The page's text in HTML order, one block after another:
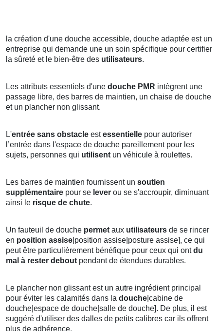
la création d'une douche accessible, douche adaptée est un
entreprise qui demande une un soin spécifique pour certifier
la sûreté et le bien-être des utilisateurs.
Les attributs essentiels d'une douche PMR intègrent une
passage libre, des barres de maintien, un chaise de douche
et un plancher non glissant.
L'entrée sans obstacle estessentielle pour autoriser
l’entrée dans l'espace de douche pareillement pour les
sujets, personnes qui utilisent un véhicule à roulettes.
Les barres de maintien fournissent un soutien
supplémentaire pour se lever ou se s'accroupir, diminuant
ainsi le risque de chute.
Un fauteuil de douche permet aux utilisateurs de se rincer
en position assise |position assise|posture assise], ce qui
peut être particulièrement bénéfique pour ceux qui ontdu
mal à rester debout pendant de étendues durables.
Le plancher non glissant est un autre ingrédient principal
pour éviter les calamités dans la douche |cabine de
douche|espace de douche|salle de douche]. De plus, il est
suggéré d'utiliser des dalles de petits calibres car ils offrent
plus de adhérence.